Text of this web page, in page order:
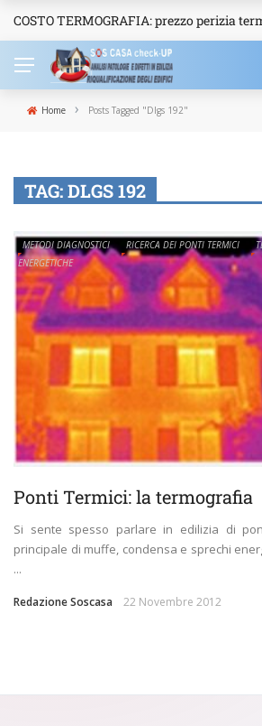
NEWS
COSTO TERMOGRAFIA: prezzo perizia
Home › Posts Tagged "Dlgs 192"
TAG:DLGS 192
METODI DIAGNOSTICI RICERCA DEI PONTI TERMICI
ENERGETICHE
Ponti Termici: la termografia
Si sente spesso parlare in edilizia di
principale di muffe, condensa e sprechi
...
Redazione Soscasa 22 Novembre 2012